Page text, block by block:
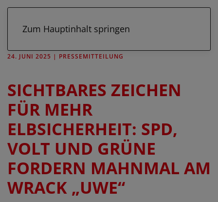
Zum Hauptinhalt springen
24. JUNI 2025 | PRESSEMITTEILUNG
SICHTBARES ZEICHEN
FÜR MEHR
ELBSICHERHEIT: SPD,
VOLT UND GRÜNE
FORDERN MAHNMAL AM
WRACK „UWE“